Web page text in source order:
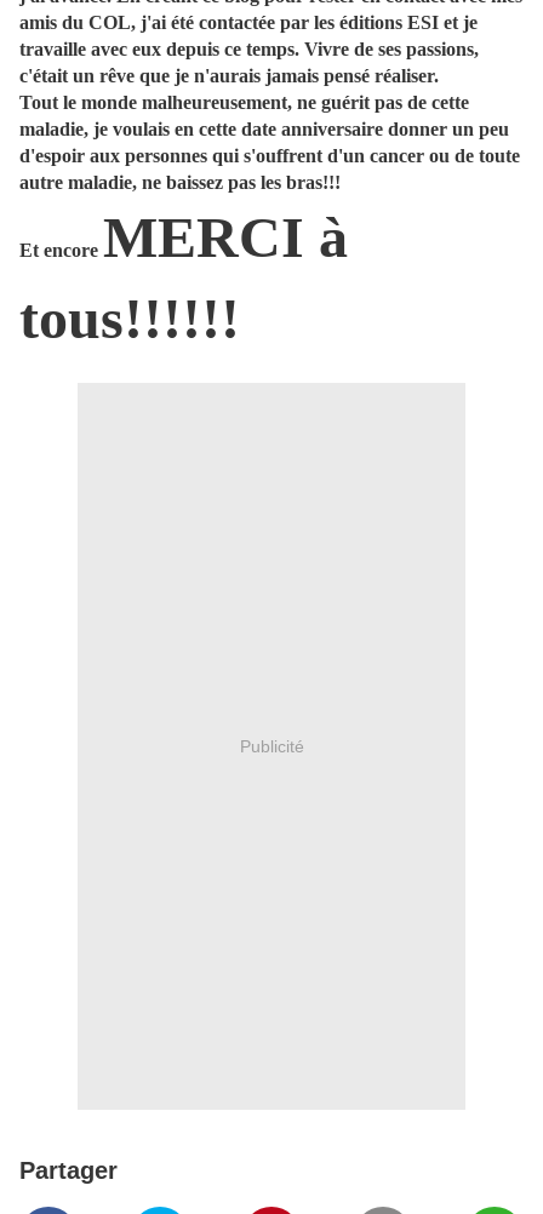
amis du COL, j'ai été contactée par les éditions ESI et je
travaille avec eux depuis ce temps. Vivre de ses passions,
c'était un rêve que je n'aurais jamais pensé réaliser.
Tout le monde malheureusement, ne guérit pas de cette
maladie, je voulais en cette date anniversaire donner un peu
d'espoir aux personnes qui s'ouffrent d'un cancer ou de toute
autre maladie, ne baissez pas les bras!!!
Et encore MERCI à
tous!!!!!!
Publicité
Partager